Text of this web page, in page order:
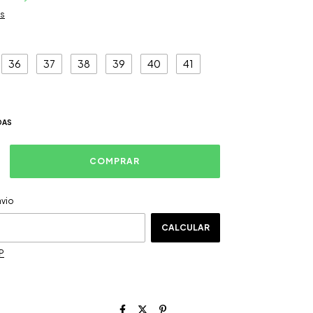
36 37 38 39 40 41
CALCULAR